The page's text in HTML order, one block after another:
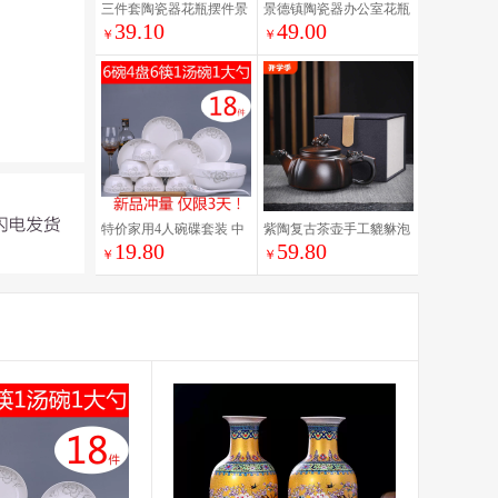
三件套陶瓷器花瓶摆件景
德镇中式家居装饰品客厅
电视柜插花工艺品
￥ 39.10
景德镇陶瓷器办公室花瓶
摆件工艺品客厅插花家居
博古架酒柜装饰品
￥ 49.00
特价家用4人碗碟套装 中
式18头盘子碗面碗汤碗组
合餐具可微波瓷器
￥ 19.80
紫陶复古茶壶手工貔貅泡
茶壶单壶高档陶瓷紫砂壶
大容量功夫茶具
￥ 59.80